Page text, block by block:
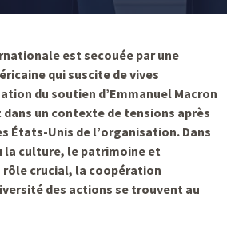
est secouée par une
qui suscite de vives
du soutien d’Emmanuel Macron
un contexte de tensions après
États-Unis de l’organisation. Dans
la culture, le patrimoineet
rôle crucial, la coopération
des actions se trouvent au